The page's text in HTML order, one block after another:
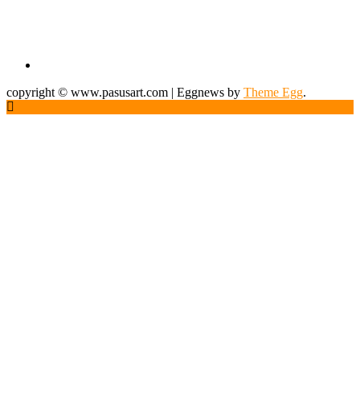
copyright © www.pasusart.com | Eggnews by Theme Egg.